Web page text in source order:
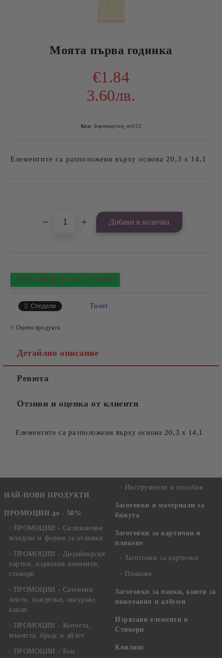
Моята първа годинка
€1.84
3.60лв.
Код: Биренкартон_сет122
Елементите са разположени върху основа 20,3 х 14,1
ПРОИЗВЕДЕНО В БЪЛГАРИЯ
Сподели Tweet
Оцени продукта
Детайлно описание
Ревюта
Отзиви и оценка от клиенти
Елементите са разположени върху основа 20,3 х 14,1
НАЙ-НОВИ ПРОДУКТИ
ПРОМОЦИИ до - 50%
ПРОМОЦИИ - Силиконови
молдове и форми за отливки
ПРОМОЦИИ - Дизайнерски
хартии, изрязани елементи,
стикери
ПРОМОЦИИ - Сатенени
ленти, панделки, шнурове,
канап
ПРОМОЦИИ - Копчета,
мъниста, брадс и айлет
ПРОМОЦИИ - Бои
Инструменти и пособия
Заготовки и материали за
бижута
Заготовки за картички и
пликове
Заготовки за картички
Пликове
Заготовки за папки, книги за
пожелания и албуми
Изрязани елементи и
Стикери
Квилинг